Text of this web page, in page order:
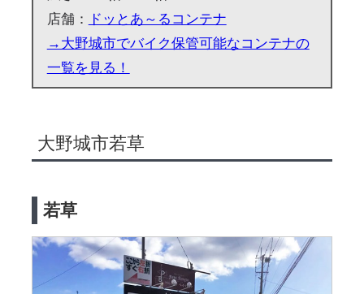
店舗：
ドッとあ～るコンテナ
→大野城市でバイク保管可能なコンテナの
一覧を見る！
大野城市若草
若草